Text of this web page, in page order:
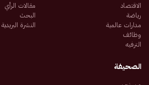
الاقتصاد
رياضة
مدارات عالمية
وظائف
الترفيه
مقالات الرأي
البحث
النشرة البريدية
الصحيفة